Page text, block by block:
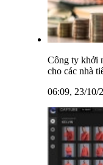
Công ty khởi
cho các nhà
06:09, 23/10/